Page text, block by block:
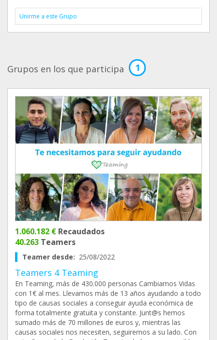
Unirme a este Grupo
Grupos en los que participa 1
1.060.182 € Recaudados
40.263 Teamers
Teamer desde: 25/08/2022
Teamers 4 Teaming
En Teaming, más de 430.000 personas Cambiamos Vidas
con 1€ al mes. Llevamos más de 13 años ayudando a todo
tipo de causas sociales a conseguir ayuda económica de
forma totalmente gratuita y constante. Junt@s hemos
sumado más de 70 millones de euros y, mientras las
causas sociales nos necesiten, seguiremos a su lado. Con